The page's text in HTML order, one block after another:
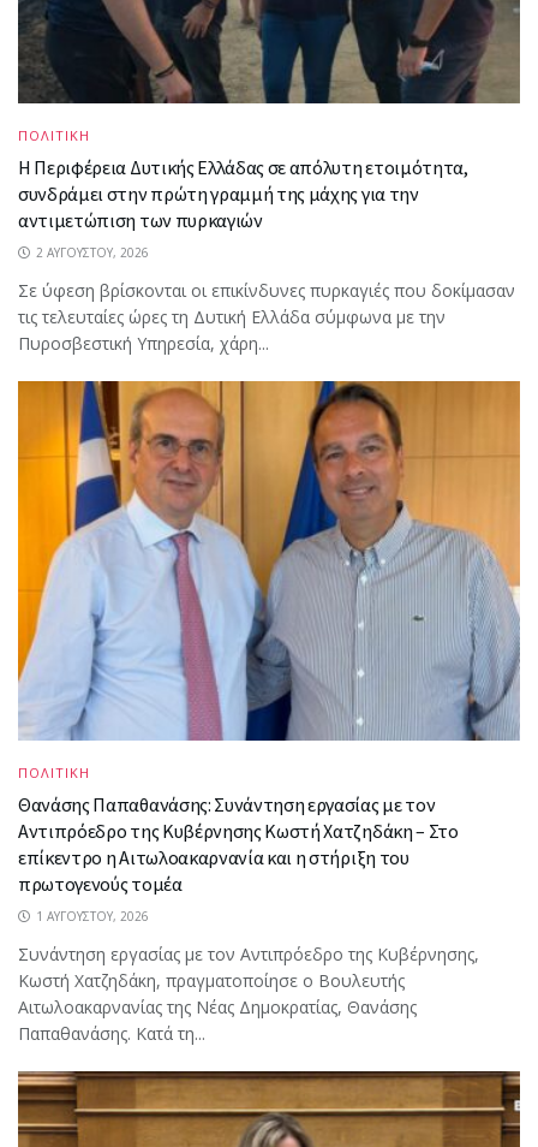
ΠΟΛΙΤΙΚΗ
Η Περιφέρεια Δυτικής Ελλάδας σε απόλυτη ετοιμότητα,
συνδράμει στην πρώτη γραμμή της μάχης για την
αντιμετώπιση των πυρκαγιών
2 ΑΥΓΟΎΣΤΟΥ, 2026
Σε ύφεση βρίσκονται οι επικίνδυνες πυρκαγιές που δοκίμασαν
τις τελευταίες ώρες τη Δυτική Ελλάδα σύμφωνα με την
Πυροσβεστική Υπηρεσία, χάρη...
ΠΟΛΙΤΙΚΗ
Θανάσης Παπαθανάσης: Συνάντηση εργασίας με τον
Αντιπρόεδρο της Κυβέρνησης Κωστή Χατζηδάκη – Στο
επίκεντρο η Αιτωλοακαρνανία και η στήριξη του
πρωτογενούς τομέα
1 ΑΥΓΟΎΣΤΟΥ, 2026
Συνάντηση εργασίας με τον Αντιπρόεδρο της Κυβέρνησης,
Κωστή Χατζηδάκη, πραγματοποίησε ο Βουλευτής
Αιτωλοακαρνανίας της Νέας Δημοκρατίας, Θανάσης
Παπαθανάσης. Κατά τη...